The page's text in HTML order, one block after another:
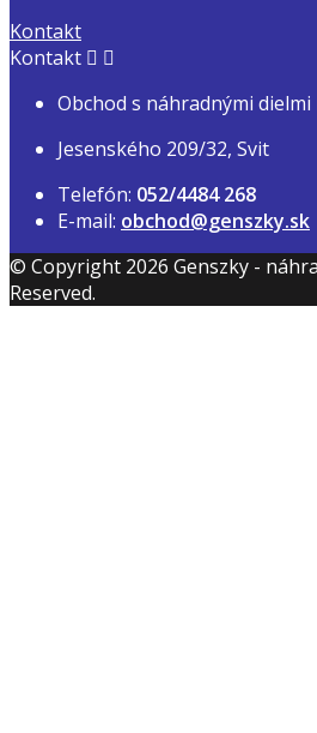
Kontakt
Kontakt  
Obchod s náhradnými
Jesenského 209/32, Svit
Telefón: 052/4484 268
E-mail: obchod@genszky.sk
© Copyright 2026 Genszky -
Reserved.